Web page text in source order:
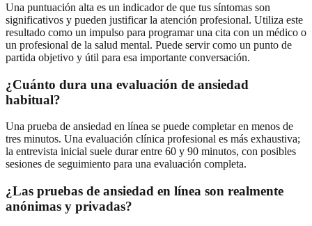
Una puntuación alta es un indicador de que tus síntomas son
significativos y pueden justificar la atención profesional. Utiliza este
resultado como un impulso para programar una cita con un médico o
un profesional de la salud mental. Puede servir como un punto de
partida objetivo y útil para esa importante conversación.
¿Cuánto dura una evaluación de ansiedad
habitual?
Una prueba de ansiedad en línea se puede completar en menos de
tres minutos. Una evaluación clínica profesional es más exhaustiva;
la entrevista inicial suele durar entre 60 y 90 minutos, con posibles
sesiones de seguimiento para una evaluación completa.
¿Las pruebas de ansiedad en línea son realmente
anónimas y privadas?